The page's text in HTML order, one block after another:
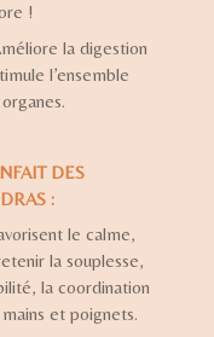
!
la digestion
l’ensemble
DES
:
le calme,
la souplesse,
la coordination
et poignets.